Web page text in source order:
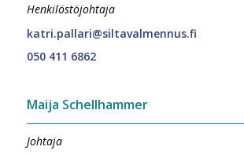
Henkilöstöjohtaja
katri.pallari@siltavalmennus.fi
050 411 6862
Maija Schellhammer
Johtaja